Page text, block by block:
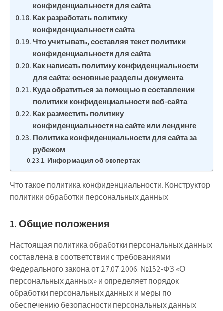
конфиденциальности для сайта
Как разработать политику
конфиденциальности сайта
Что учитывать, составляя текст политики
конфиденциальности для сайта
Как написать политику конфиденциальности
для сайта: основные разделы документа
Куда обратиться за помощью в составлении
политики конфиденциальности веб-сайта
Как разместить политику
конфиденциальности на сайте или лендинге
Политика конфиденциальности для сайта за
рубежом
Информация об экспертах
Что такое политика конфиденциальности. Конструктор
политики обработки персональных данных
1. Общие положения
Настоящая политика обработки персональных данных
составлена в соответствии с требованиями
Федерального закона от 27.07.2006. №152-ФЗ «О
персональных данных» и определяет порядок
обработки персональных данных и меры по
обеспечению безопасности персональных данных